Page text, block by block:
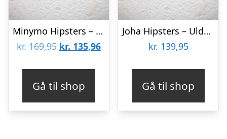
Minymo Hipsters – 2-pak – Bambus – Hvid
kr.169,95 Den
kr. 169,95.
kr. 135,96Den
kr. 135,96.
Gå til shop
Joha Hipsters – Uld/Silke – Fersken
kr. 139,95
Gå til shop